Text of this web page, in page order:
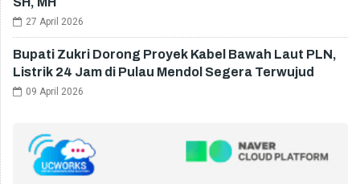
27 April 2026
Bupati Zukri Dorong Proyek Kabel Bawah Laut PLN,
Listrik 24 Jam di Pulau Mendol Segera Terwujud
09 April 2026